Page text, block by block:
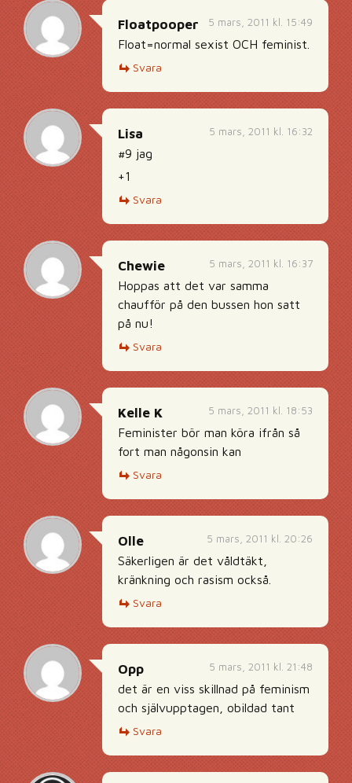
5 mars, 2011 kl. 15:49
Floatpooper
Float=normal sexist OCH feminist.
Svara
5 mars, 2011 kl. 16:32
Lisa
#9 jag
+1
Svara
5 mars, 2011 kl. 16:37
Chewie
Hoppas att det var samma
chaufför på den bussen hon satt
på nu!
Svara
5 mars, 2011 kl. 18:53
Kelle K
Feminister bör man köra ifrån så
fort man någonsin kan
Svara
5 mars, 2011 kl. 20:26
Olle
Säkerligen är det våldtäkt,
kränkning och rasism också.
Svara
5 mars, 2011 kl. 21:48
Opp
det är en viss skillnad på feminism
och självupptagen, obildad tant
Svara